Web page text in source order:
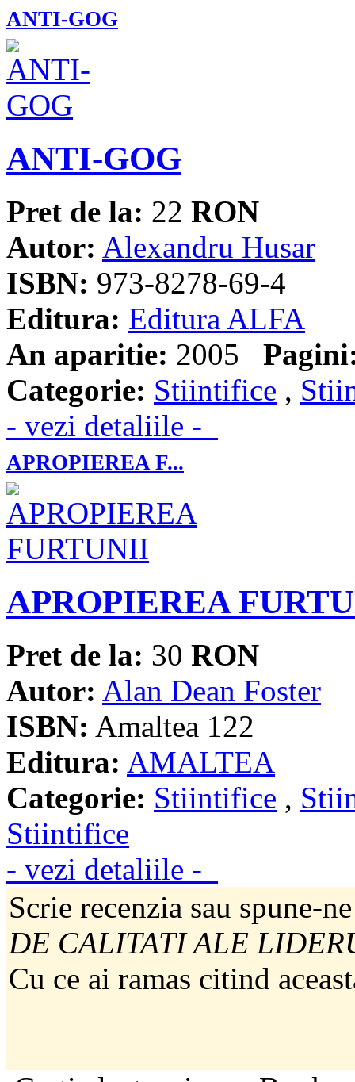
ANTI-GOG
ANTI-GOG
Pret de la: 22 RON
Autor: Alexandru Husar
ISBN: 973-8278-69-4
Editura: Editura ALFA
An aparitie: 2005
Categorie: Stiintifice ,
- vezi detaliile -
APROPIEREA F...
APROPIEREA
Pret de la: 30 RON
Autor: Alan Dean Foster
ISBN: Amaltea 122
Editura: AMALTEA
Categorie: Stiintifice ,
Stiintifice
- vezi detaliile -
Scrie recenzia sau spune-
DE CALITATI ALE
Cu ce ai ramas citind